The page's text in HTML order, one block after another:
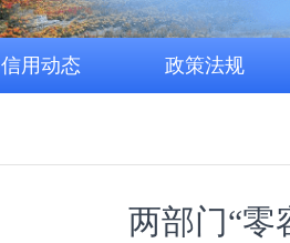
信用动态 政策法规
两部门“零